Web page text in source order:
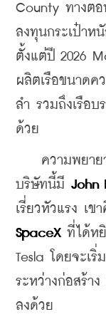
County ทางต
ลงทุนกระเป๋าห
ตั้งแต่ปี 2026
ผลิตเรือขนาดค
ลำ รวมถึงเรือ
ด้วย
ความพยายา
บริษัทนี้มี John
SpaceX ที่ได้ห
Tesla โดยจะเ
ระหว่างก่อสร้า
ลงด้วย